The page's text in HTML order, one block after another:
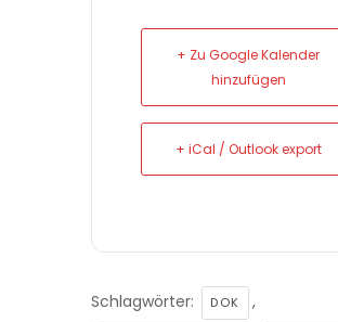
+ Zu Google Kalender
hinzufügen
+ iCal / Outlook export
Schlagwörter: DOK ,